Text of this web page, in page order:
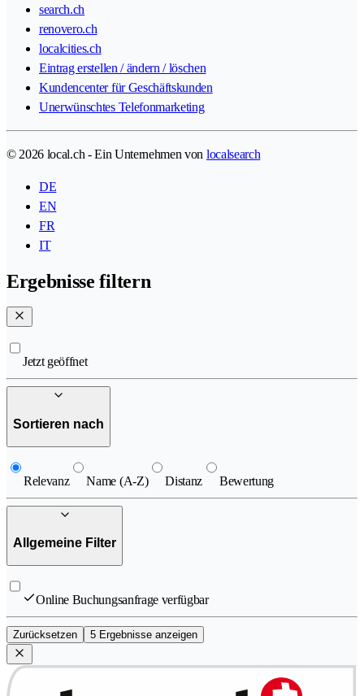
search.ch
renovero.ch
localcities.ch
Eintrag erstellen / ändern / löschen
Kundencenter für Geschäftskunden
Unerwünschtes Telefonmarketing
© 2026 local.ch - Ein Unternehmen von localsearch
DE
EN
FR
IT
Ergebnisse filtern
Jetzt geöffnet
Sortieren nach
Relevanz Name (A-Z) Distanz Bewertung
Allgemeine Filter
Online Buchungsanfrage verfügbar
Zurücksetzen 5 Ergebnisse anzeigen